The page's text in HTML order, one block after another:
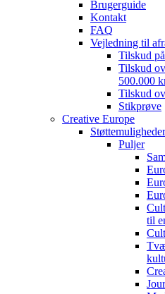
Brugerguide
Kontakt
FAQ
Vejledning til
Tilskud
Tilskud
500.000
Tilskud
Stikprøve
Creative Europe
Støttemuligheder
Puljer
til